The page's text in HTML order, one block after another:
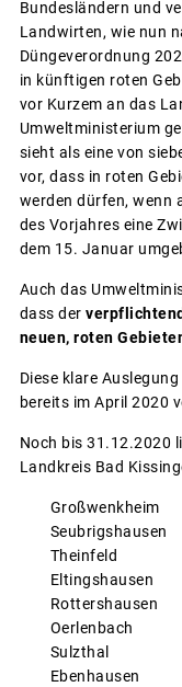
Bundesländern und
Landwirten, wie nun
Düngeverordnung
in künftigen roten
vor Kurzem an das
Umweltministerium
sieht als eine von
vor, dass in roten
werden dürfen, wenn
des Vorjahres eine
dem 15. Januar
Auch das
dass der
neuen, roten
Diese klare
bereits im April 2020
Noch bis 31.12.2020
Landkreis Bad
Großwenkheim
Seubrigshausen
Theinfeld
Eltingshausen
Rottershausen
Oerlenbach
Sulzthal
Ebenhausen